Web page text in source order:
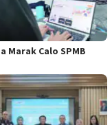
Marak Calo SPMB